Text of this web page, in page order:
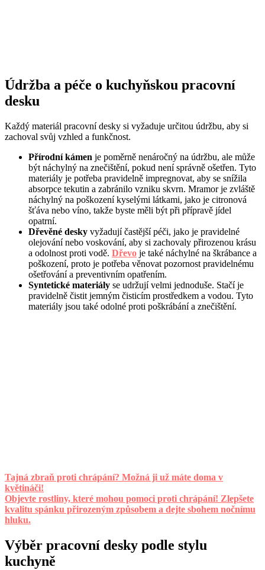
Údržba a péče o kuchyňskou pracovní
desku
Každý materiál pracovní desky si vyžaduje určitou údržbu, aby si
zachoval svůj vzhled a funkčnost.
Přírodní kámen je poměrně nenáročný na údržbu, ale může
být náchylný na znečištění, pokud není správně ošetřen. Tyto
materiály je potřeba pravidelně impregnovat, aby se snížila
absorpce tekutin a zabránilo vzniku skvrn. Mramor je zvláště
náchylný na poškození kyselými látkami, jako je citronová
šťáva nebo víno, takže byste měli být při přípravě jídel
opatrní.
Dřevěné desky vyžadují častější péči, jako je pravidelné
olejování nebo voskování, aby si zachovaly přirozenou krásu
a odolnost proti vodě. Dřevo je také náchylné na škrábance a
poškození, proto je potřeba věnovat pozornost pravidelnému
ošetřování a preventivním opatřením.
Syntetické materiály se udržují velmi jednoduše. Stačí je
pravidelně čistit jemným čisticím prostředkem a vodou. Tyto
materiály jsou také odolné proti poškrábání a znečištění.
Tajná zbraň proti chrápání? Možná ji už máte doma v
květináči!
Objevte rostliny, které mohou pomoci proti chrápání! Zlepšete
kvalitu spánku přirozeným způsobem a dejte sbohem nočnímu
hluku.
Výběr pracovní desky podle stylu
kuchyně